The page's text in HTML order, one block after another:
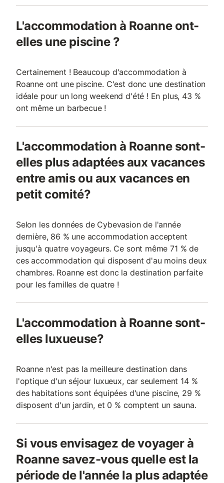
L'accommodation à Roanne ont-
elles une piscine ?
Certainement ! Beaucoup d'accommodation à
Roanne ont une piscine. C'est donc une destination
idéale pour un long weekend d'été ! En plus, 43 %
ont même un barbecue !
L'accommodation à Roanne sont-
elles plus adaptées aux vacances
entre amis ou aux vacances en
petit comité?
Selon les données de Cybevasion de l'année
dernière, 86 % une accommodation acceptent
jusqu'à quatre voyageurs. Ce sont même 71 % de
ces accommodation qui disposent d'au moins deux
chambres. Roanne est donc la destination parfaite
pour les familles de quatre !
L'accommodation à Roanne sont-
elles luxueuse?
Roanne n'est pas la meilleure destination dans
l'optique d'un séjour luxueux, car seulement 14 %
des habitations sont équipées d'une piscine, 29 %
disposent d'un jardin, et 0 % comptent un sauna.
Si vous envisagez de voyager à
Roanne savez-vous quelle est la
période de l'année la plus adaptée